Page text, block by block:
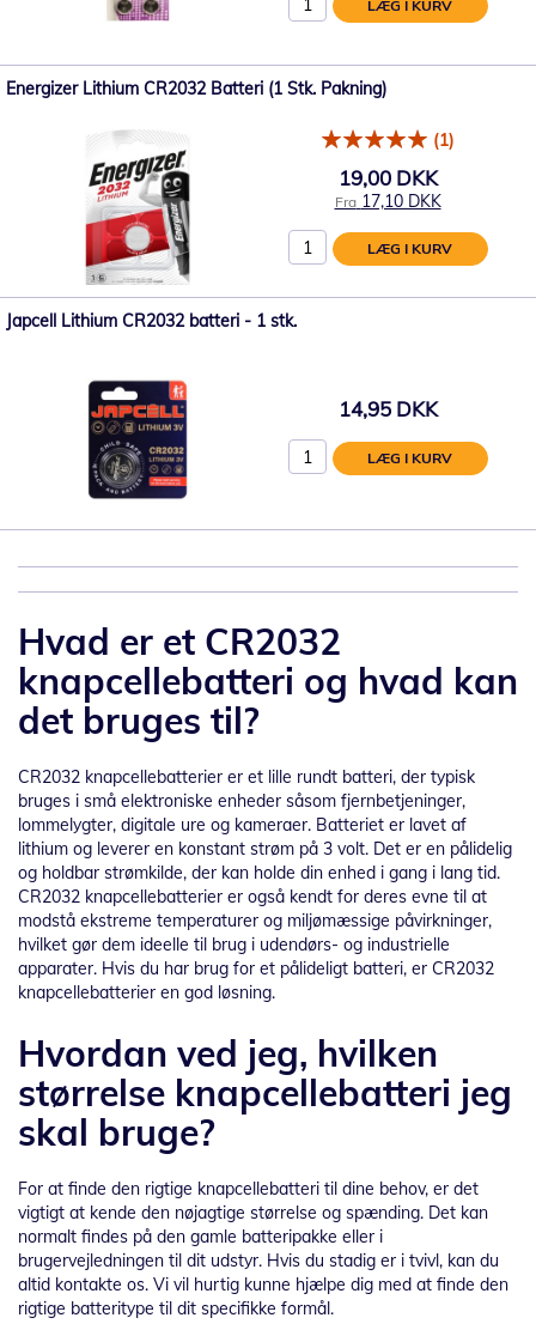
LÆG I KURV
Energizer Lithium CR2032 Batteri (1 Stk. Pakning)
(1)
19,00 DKK
Fra 17,10 DKK
LÆG I KURV
Japcell Lithium CR2032 batteri - 1 stk.
14,95 DKK
LÆG I KURV
Hvad er et CR2032
knapcellebatteri og hvad kan
det bruges til?
CR2032 knapcellebatterier er et lille rundt batteri, der typisk
bruges i små elektroniske enheder såsom fjernbetjeninger,
lommelygter, digitale ure og kameraer. Batteriet er lavet af
lithium og leverer en konstant strøm på 3 volt. Det er en pålidelig
og holdbar strømkilde, der kan holde din enhed i gang i lang tid.
CR2032 knapcellebatterier er også kendt for deres evne til at
modstå ekstreme temperaturer og miljømæssige påvirkninger,
hvilket gør dem ideelle til brug i udendørs- og industrielle
apparater. Hvis du har brug for et pålideligt batteri, er CR2032
knapcellebatterier en god løsning.
Hvordan ved jeg, hvilken
størrelse knapcellebatteri jeg
skal bruge?
For at finde den rigtige knapcellebatteri til dine behov, er det
vigtigt at kende den nøjagtige størrelse og spænding. Det kan
normalt findes på den gamle batteripakke eller i
brugervejledningen til dit udstyr. Hvis du stadig er i tvivl, kan du
altid kontakte os. Vi vil hurtig kunne hjælpe dig med at finde den
rigtige batteritype til dit specifikke formål.